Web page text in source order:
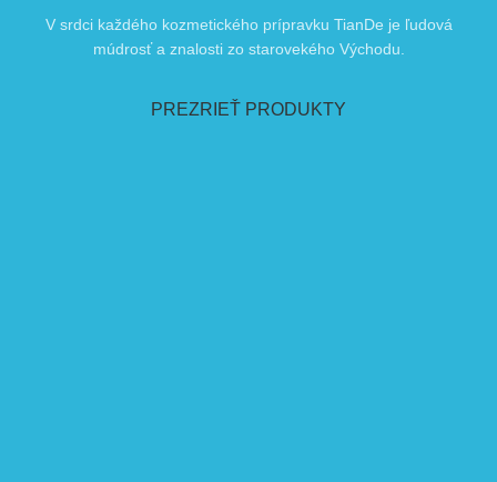
V srdci každého kozmetického prípravku TianDe je ľudová
múdrosť a znalosti zo starovekého Východu.
PREZRIEŤ PRODUKTY